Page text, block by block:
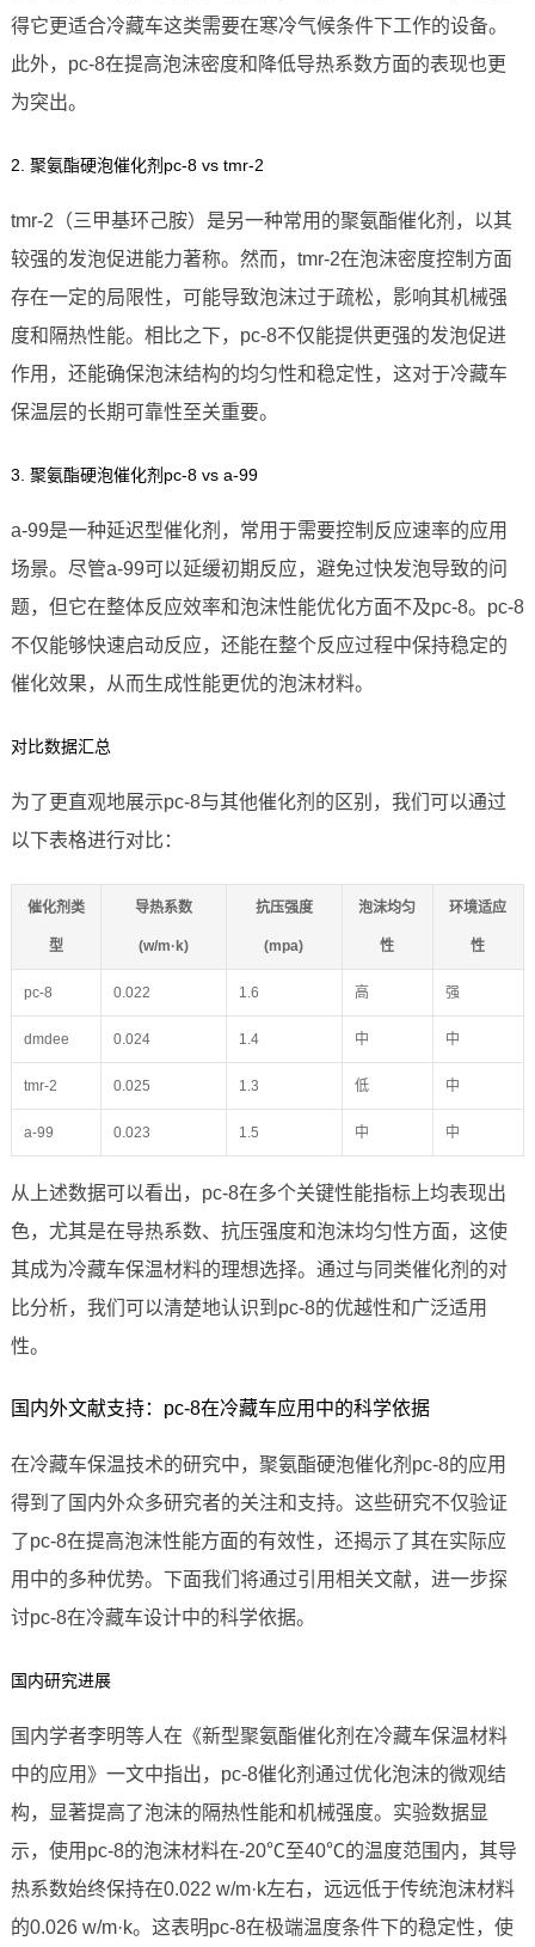
得它更适合冷藏车这类需要在寒冷气候条件下工作的设备。
此外，pc-8在提高泡沫密度和降低导热系数方面的表现也更
为突出。
2. 聚氨酯硬泡催化剂pc-8 vs tmr-2
tmr-2（三甲基环己胺）是另一种常用的聚氨酯催化剂，以其
较强的发泡促进能力著称。然而，tmr-2在泡沫密度控制方面
存在一定的局限性，可能导致泡沫过于疏松，影响其机械强
度和隔热性能。相比之下，pc-8不仅能提供更强的发泡促进
作用，还能确保泡沫结构的均匀性和稳定性，这对于冷藏车
保温层的长期可靠性至关重要。
3. 聚氨酯硬泡催化剂pc-8 vs a-99
a-99是一种延迟型催化剂，常用于需要控制反应速率的应用
场景。尽管a-99可以延缓初期反应，避免过快发泡导致的问
题，但它在整体反应效率和泡沫性能优化方面不及pc-8。pc-8
不仅能够快速启动反应，还能在整个反应过程中保持稳定的
催化效果，从而生成性能更优的泡沫材料。
对比数据汇总
为了更直观地展示pc-8与其他催化剂的区别，我们可以通过
以下表格进行对比：
催化剂类
型
导热系数
(w/m·k)
抗压强度
(mpa)
泡沫均匀
性
环境适应
性
pc-8 0.022 1.6 高 强
dmdee 0.024 1.4 中 中
tmr-2 0.025 1.3 低 中
a-99 0.023 1.5 中 中
从上述数据可以看出，pc-8在多个关键性能指标上均表现出
色，尤其是在导热系数、抗压强度和泡沫均匀性方面，这使
其成为冷藏车保温材料的理想选择。通过与同类催化剂的对
比分析，我们可以清楚地认识到pc-8的优越性和广泛适用
性。
国内外文献支持：pc-8在冷藏车应用中的科学依据
在冷藏车保温技术的研究中，聚氨酯硬泡催化剂pc-8的应用
得到了国内外众多研究者的关注和支持。这些研究不仅验证
了pc-8在提高泡沫性能方面的有效性，还揭示了其在实际应
用中的多种优势。下面我们将通过引用相关文献，进一步探
讨pc-8在冷藏车设计中的科学依据。
国内研究进展
国内学者李明等人在《新型聚氨酯催化剂在冷藏车保温材料
中的应用》一文中指出，pc-8催化剂通过优化泡沫的微观结
构，显著提高了泡沫的隔热性能和机械强度。实验数据显
示，使用pc-8的泡沫材料在-20℃至40℃的温度范围内，其导
热系数始终保持在0.022 w/m·k左右，远远低于传统泡沫材料
的0.026 w/m·k。这表明pc-8在极端温度条件下的稳定性，使